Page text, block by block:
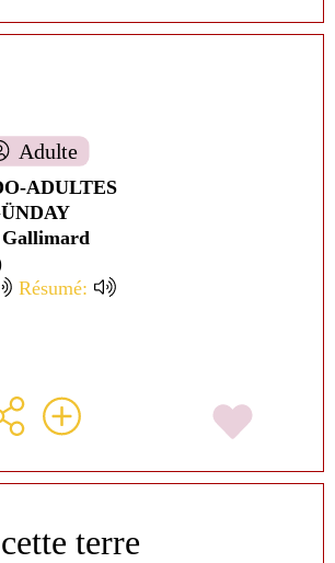
Adulte
ADULTES
Gallimard
Résumé:
terre